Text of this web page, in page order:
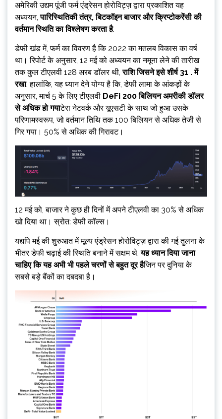
अमेरिकी उद्यम पूंजी फर्म एंड्रेसन होरोविट्ज़ द्वारा प्रकाशित यह
अध्ययन,पारिस्थितिकी तंत्र, बिटकॉइन बाजार और क्रिप्टोकरेंसी की
वर्तमान स्थिति का विश्लेषण करता है.
डेफी खंड में, फर्म का विवरण है कि 2022 का मतलब विकास का वर्ष
था। रिपोर्ट के अनुसार, 12 मई को अध्ययन का नमूना लेने की तारीख
तक कुल टीएलवी 128 अरब डॉलर थी,राशि जिसने इसे शीर्ष 31 . में
रखा. हालांकि, यह ध्यान देने योग्य है कि, डेफी लामा के आंकड़ों के
अनुसार, मार्च 5 के लिए टीएलवी DeFi 200 बिलियन अमरीकी डॉलर
से अधिक हो गयाटेरा नेटवर्क और यूएसटी के साथ जो हुआ उसके
परिणामस्वरूप, जो वर्तमान तिथि तक 100 बिलियन से अधिक तेजी से
गिर गया। 50% से अधिक की गिरावट।
12 मई को, बाजार ने कुछ ही दिनों में अपने टीएलवी का 30% से अधिक
खो दिया था। स्रोत: डेफी कॉल्स।
यद्यपि मई की शुरुआत में मूल्य एंड्रेसन होरोविट्ज़ द्वारा की गई तुलना के
भीतर डेफी चढ़ाई की स्थिति बनाने में सक्षम थे,यह ध्यान दिया जाना
चाहिए कि यह अभी भी पहले चरणों से बहुत दूर हैजिन पर दुनिया के
सबसे बड़े बैंकों का दबदबा है।